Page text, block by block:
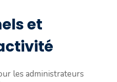
et
les administrateurs